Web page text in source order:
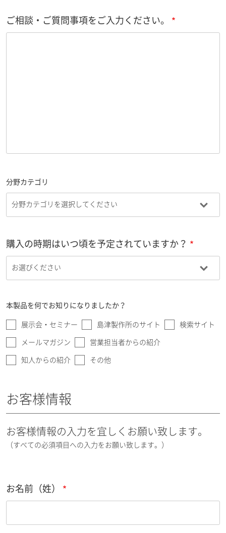
ご相談・ご質問事項をご入力ください。
分野カテゴリ
購入の時期はいつ頃を予定されていますか？
本製品を何でお知りになりましたか？
展示会・セミナー 島津製作所のサイト 検索サイト
メールマガジン 営業担当者からの紹介
知人からの紹介 その他
お客様情報
お客様情報の入力を宜しくお願い致します。
（すべての必須項目への入力をお願い致します。）
お名前（姓）